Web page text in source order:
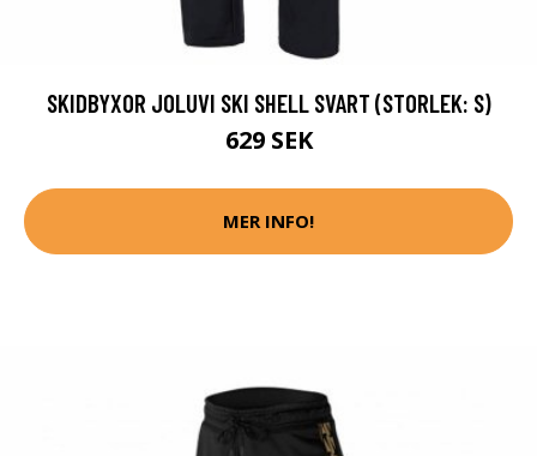
SKIDBYXOR JOLUVI SKI SHELL SVART (STORLEK: S)
629 SEK
MER INFO!